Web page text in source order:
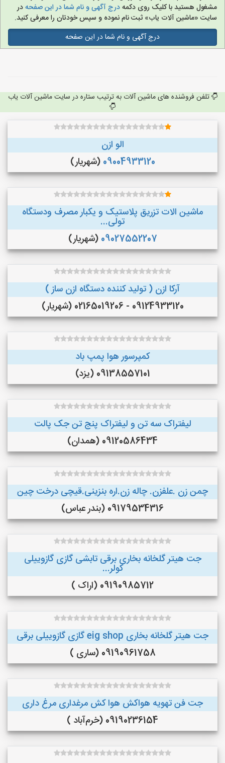
مشغول هستید با کلیک روی دکمهدرج آگهی و نام شما در این صفحهدر
سایت «ماشین آلات یاب» ثبت نام نموده و سپس خودتان را معرفی کنید.
درج آگهی و نام شما در این صفحه
تلفن فروشنده های ماشین آلات به ترتیب ستاره در سایت ماشین آلات یاب
الو ازن
09004933120 (شهریار)
ماشین الات تزریق پلاستیک و یکبار مصرف ودستگاه
تولی...
09027552207 (شهریار)
آرکا ازن ( تولید کننده دستگاه ازن ساز )
09124933120 - 02165019206 (شهریار)
کمپرسور هوا پمپ باد
09138557101 (یزد)
لیفتراک سه تن و لیفتراک پنج تن جک پالت
09120586434 (همدان)
چمن زن .علفزن. چاله زن.اره بنزینی.قیچی درخت چین
09179534316 (بندر عباس)
جت هیتر گلخانه بخاری برقی تابشی گازی گازوییلی
کولر...
09190985712 (اراک )
جت هیتر گلخانه بخاری eig shop گازی گازوییلی برقی
09190961758 (ساری )
جت فن تهویه هواکش هوا کش مرغداری مرغ داری
09190236154 (خرم‌آباد )